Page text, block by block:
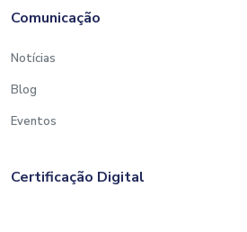
Comunicação
Notícias
Blog
Eventos
Certificação Digital